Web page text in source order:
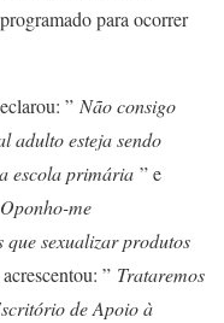
para ocorrer
” Não consigo
adulto esteja sendo
escola primária ” e
Oponho-me
que sexualizar produtos
” Trataremos
de Apoio à